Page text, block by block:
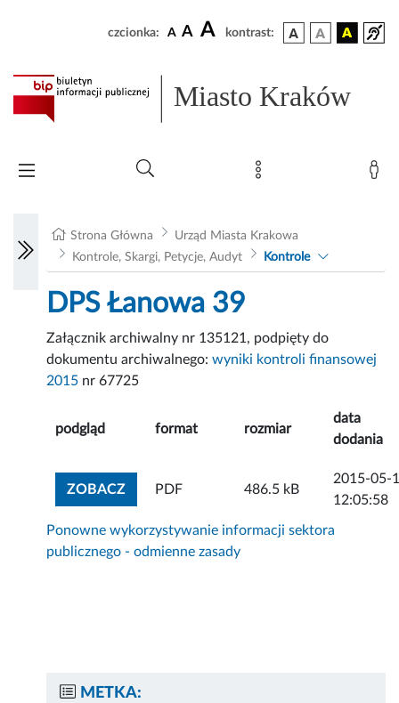
czcionka: A A A kontrast:
Miasto Kraków
Strona Główna
Urząd Miasta Krakowa
Kontrole, Skargi, Petycje, Audyt
Kontrole
DPS Łanowa 39
Załącznik archiwalny nr 135121, podpięty do
dokumentu archiwalnego:wyniki kontroli finansowej
2015 nr 67725
podgląd format rozmiar
data
dodania
ZOBACZZOBACZ ZAŁĄCZNIK
PDF 486.5 kB
2015-05-
12:05:58
Ponowne wykorzystywanie informacji sektora
publicznego - odmienne zasady
METKA: